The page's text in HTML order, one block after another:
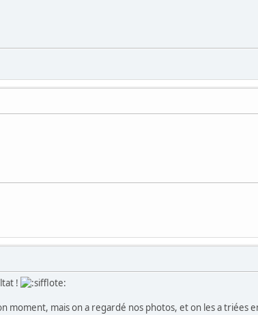
!
moment, mais on a regardé nos photos, et on les a triées